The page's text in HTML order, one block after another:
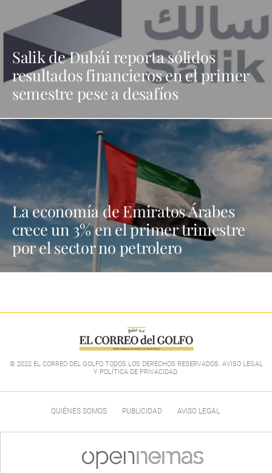
Salik de Dubái reporta sólidos
resultados financieros en el primer
semestre pese a desafíos
La economía de Emiratos Árabes
crece un 3% en el primer trimestre
por el sector no petrolero
© 2022 EL CORREO DEL GOLFO TODOS LOS DERECHOS RESERVADOS. AVISO LEGAL
Y POLÍTICA DE PRIVACIDAD.
QUIÉNES SOMOS PUBLICIDAD AVISO LEGAL